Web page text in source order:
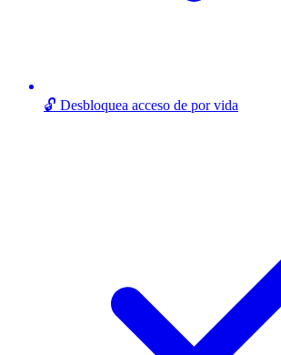
🔓 Desbloquea acceso de por vida